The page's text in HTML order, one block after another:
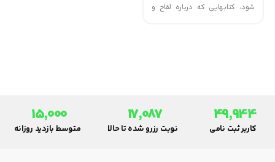
شود، کتابهایی که درباره لقاح و
49,944
کاربر ثبت نامی
17,087
نوبت رزرو شده تا حالا
15,000
متوسط بازدید روزانه